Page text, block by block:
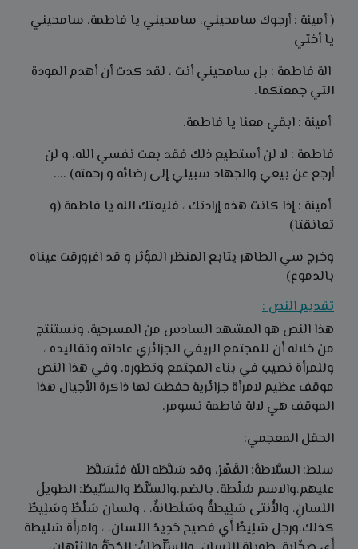
( أمينة : أرجوك سامحيني، سامحيني يا فاطمة، سامحيني
يا أختي
الة فاطمة : بل سامحيني أنت ، لقد كدت أن أهدم المودة
التي جمعتكما.
أمينة : ابقي معنا يا فاطمة.
فاطمة : لا لن أستطيع ذلك فقد بعت نفسي الله، و لن
أرجع عن بيعي والجهاد سبيلي إلى رضائه و رحمته) ....
أمينة : إذا كانت هذه إرادتك ، فليعتك الله يا فاطمة (و
تعانقتا)
وخرج سي الطاهر يتابع المنظر المؤثر و قد اغرورقت عيناه
بالدموع)
تقديم النص :
هذا النص هو المشهد السادس من المسرحية، ونستنتج
من خلاله أن للمجتمع الريفي الجزائري عاداته وتقاليده ،
وللمرأة نصيب في بناء المجتمع وتطوره. وفي هذا النص
موقف عظيم لامرأة جزائرية حفظت لها ذاكرة الأجيال هذا
الموقف هي لالة فاطمة نسومر.
الحقل المعجمي:
سلط: السَّلاطةُ: القَهْرُ، وقد سَلَّطَه اللّهُ فتَسَلَّطَ
عليهم،والاسم سُلْطة، بالضم.والسَّلْطُ والسَّلِيطُ: الطويلُ
اللسانِ، والأُنثى سَلِيطةٌ وسَلَطانةٌ، ، ولسان سَلْطٌ وسَلِيطٌ
كذلك.ورجل سَلِيطٌ أَي فصيح حَدِيدُ اللسان. ، وامرأَة سَليطة